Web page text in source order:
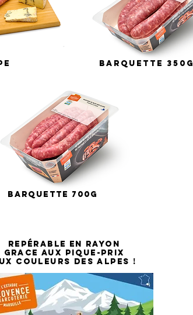
BARQUETTE 350G
BARQUETTE 700G
REPÉRABLE EN RAYON
GRACE AUX PIQUE-PRIX
COULEURS DES ALPES !